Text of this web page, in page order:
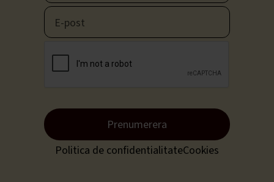
Prenumerera
Politica de confidentialitateCookies